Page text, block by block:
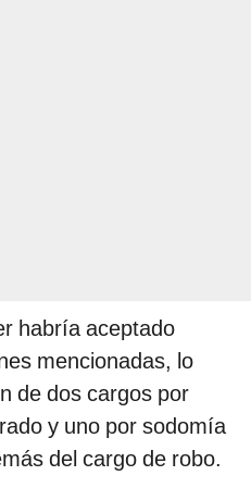
habría aceptado
mencionadas, lo
de dos cargos por
y uno por sodomía
del cargo de robo.